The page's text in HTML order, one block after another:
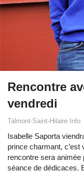
Rencontre
vendredi
Talmont-Saint-Hilaire Info
Isabelle Saporta
prince charmant, c’est
rencontre sera animée
séance de dédicaces.